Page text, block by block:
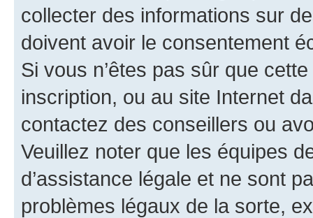
collecter des informations sur
doivent avoir le consentement
Si vous n’êtes pas sûr que
inscription, ou au site Internet
contactez des conseillers ou
Veuillez noter que les équipes
d’assistance légale et ne sont
problèmes légaux de la sorte,